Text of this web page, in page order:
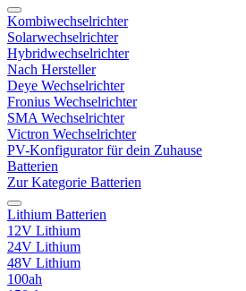
Kombiwechselrichter
Solarwechselrichter
Hybridwechselrichter
Nach Hersteller
Deye Wechselrichter
Fronius Wechselrichter
SMA Wechselrichter
Victron Wechselrichter
PV-Konfigurator für dein Zuhause
Batterien
Zur Kategorie Batterien
Lithium Batterien
12V Lithium
24V Lithium
48V Lithium
100ah